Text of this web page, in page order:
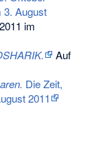
3. August
im
Auf
Die Zeit,
2011